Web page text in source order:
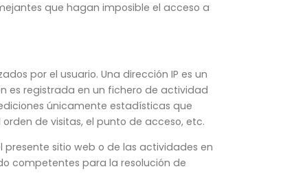
que hagan imposible el acceso a
por el usuario. Una dirección IP es un
es registrada en un fichero de actividad
únicamente estadísticas que
de visitas, el punto de acceso, etc.
sitio web o de las actividades en
competentes para la resolución de